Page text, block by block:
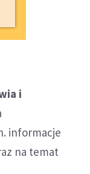
i
informacje
na temat